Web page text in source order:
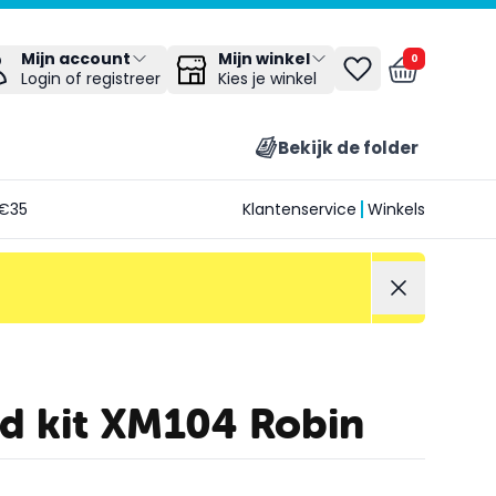
Mijn account
Login of registreer
Mijn winkel
Kies je winkel
0
Bekijk de folder
Klantenservice Winkels
kit XM104 Robin